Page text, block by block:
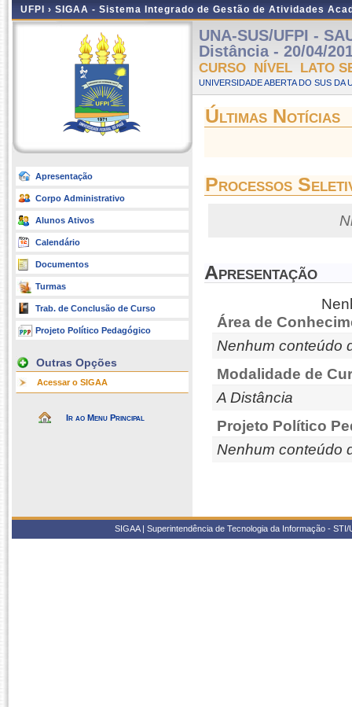
UFPI › SIGAA - Sistema Integrado de Gestão de Atividades
Apresentação
Corpo Administrativo
Alunos Ativos
Calendário
Documentos
Turmas
Trab. de Conclusão de Curso
Projeto Político Pedagógico
Outras Opções
Acessar o SIGAA
Ir ao Menu Principal
UNA-SUS/UFPI -
Distância - 20/04/
CURSO NÍVEL LATO
UNIVERSIDADE ABERTA DO SUS DA
Últimas Notícias
Processos
Apresentação
Área de
Nenhum conteúdo
Modalidade de
A Distância
Projeto Político
Nenhum conteúdo
SIGAA | Superintendência de Tecnologia da Informação -